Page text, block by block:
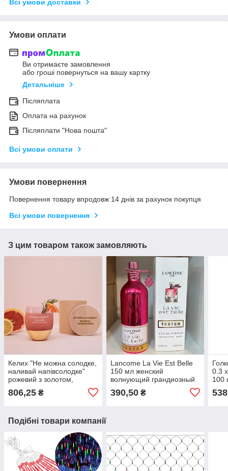
Всі умови доставки
Умови оплати
Ви отримаєте замовлення
або гроші повернуться на вашу картку
Детальніше
Післяплата
Оплата на рахунок
Післяплати "Нова пошта"
Всі умови оплати
Умови повернення
Повернення товару впродовж 14 днів за рахунок покупця
Всі умови повернення
З цим товаром також замовляють
Келих "Не можна солодке,
наливай напівсолодке"
рожевий з золотом,
806,25 ₴
Lancome La Vie Est Belle
150 мл женский
волнующий грандиозный
390,50₴
0.3
100
538
Подібні товари компанії